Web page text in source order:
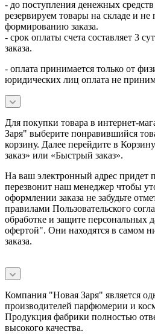
- до поступления денежных
резервируем товары на складе и не
формированию заказа.
- срок оплаты счета составляет 3
заказа.
- оплата принимается только от
юридических лиц оплата не
Для покупки товара в интернет-
Заря" выберите понравившийся
корзину. Далее перейдите в
заказ» или «Быстрый заказ».
На ваш электронный адрес придет
перезвонит наш менеджер чтобы
оформлении заказа не забудьте
правилами Пользовательского
обработке и защите персональных
офертой". Они находятся в самом
заказа.
Компания "Новая Заря" является
производителей парфюмерии и
Продукция фабрики полностью
высокого качества.